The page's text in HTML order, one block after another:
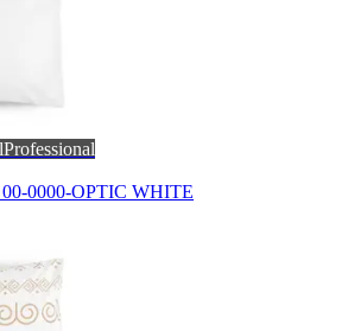
Professional
0000-OPTIC WHITE